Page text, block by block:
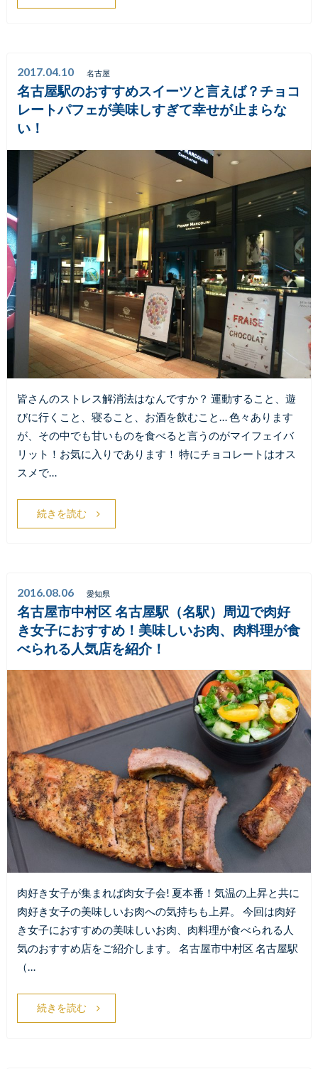
2017.04.10 名古屋
名古屋駅のおすすめスイーツと言えば？チョコ
レートパフェが美味しすぎて幸せが止まらな
い！
皆さんのストレス解消法はなんですか？ 運動すること、遊
びに行くこと、寝ること、お酒を飲むこと… 色々あります
が、その中でも甘いものを食べると言うのがマイフェイバ
リット！お気に入りであります！ 特にチョコレートはオス
スメで…
続きを読む
2016.08.06 愛知県
名古屋市中村区 名古屋駅（名駅）周辺で肉好
き女子におすすめ！美味しいお肉、肉料理が食
べられる人気店を紹介！
肉好き女子が集まれば肉女子会! 夏本番！気温の上昇と共に
肉好き女子の美味しいお肉への気持ちも上昇。 今回は肉好
き女子におすすめの美味しいお肉、肉料理が食べられる人
気のおすすめ店をご紹介します。 名古屋市中村区 名古屋駅
（…
続きを読む